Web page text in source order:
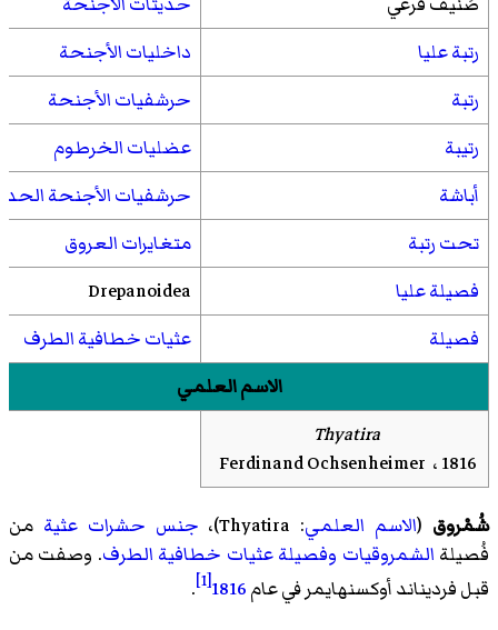
رتبة عليا
داخليات الأجنحة
رتبة
حرشفيات الأجنحة
رتيبة
عضليات الخرطوم
أباشة
حرشفيات الأجنحة
تحت رتبة
متغايرات العروق
فصيلة عليا
Drepanoidea
فصيلة
عثيات خطافية الطرف
الاسم العلمي
Thyatira
Ferdinand Ochsenheimer ، 1816
شُمْروق (الاسم العلمي:
Thyatira)، جنس حشرات عثية من
فُصيلة الشمروقيات وفصيلة عثيات خطافية الطرف. وصفت من
قبل فرديناند أوكسنهايمر في عام1816
[1]
.